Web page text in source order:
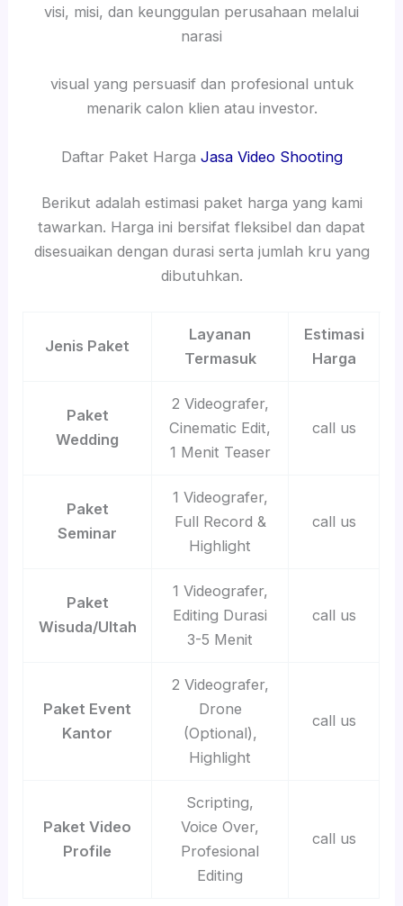
visi, misi, dan keunggulan perusahaan melalui
narasi
visual yang persuasif dan profesional untuk
menarik calon klien atau investor.
Daftar Paket Harga Jasa Video Shooting
Berikut adalah estimasi paket harga yang kami
tawarkan. Harga ini bersifat fleksibel dan dapat
disesuaikan dengan durasi serta jumlah kru yang
dibutuhkan.
Jenis Paket
Layanan
Termasuk
Estimasi
Harga
Paket
Wedding
2 Videografer,
Cinematic Edit,
1 Menit Teaser
call us
Paket
Seminar
1 Videografer,
Full Record &
Highlight
call us
Paket
Wisuda/Ultah
1 Videografer,
Editing Durasi
3-5 Menit
call us
Paket Event
Kantor
2 Videografer,
Drone
(Optional),
Highlight
call us
Paket Video
Profile
Scripting,
Voice Over,
Profesional
Editing
call us